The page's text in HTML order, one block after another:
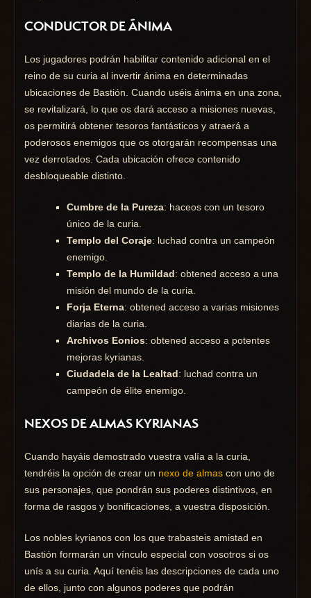
CONDUCTOR DE ÁNIMA
Los jugadores podrán habilitar contenido adicional en el
reino de su curia al invertir ánima en determinadas
ubicaciones de Bastión. Cuando uséis ánima en una zona,
se revitalizará, lo que os dará acceso a misiones nuevas,
os permitirá obtener tesoros fantásticos y atraerá a
poderosos enemigos que os otorgarán recompensas una
vez derrotados. Cada ubicación ofrece contenido
desbloqueable distinto.
Cumbre de la Pureza: haceos con un tesoro
único de la curia.
Templo del Coraje: luchad contra un campeón
enemigo.
Templo de la Humildad: obtened acceso a una
misión del mundo de la curia.
Forja Eterna: obtened acceso a varias misiones
diarias de la curia.
Archivos Eonios: obtened acceso a potentes
mejoras kyrianas.
Ciudadela de la Lealtad: luchad contra un
campeón de élite enemigo.
NEXOS DE ALMAS KYRIANAS
Cuando hayáis demostrado vuestra valía a la curia,
tendréis la opción de crear un nexo de almas con uno de
sus personajes, que pondrán sus poderes distintivos, en
forma de rasgos y bonificaciones, a vuestra disposición.
Los nobles kyrianos con los que trabasteis amistad en
Bastión formarán un vínculo especial con vosotros si os
unís a su curia. Aquí tenéis las descripciones de cada uno
de ellos, junto con algunos poderes que podrán